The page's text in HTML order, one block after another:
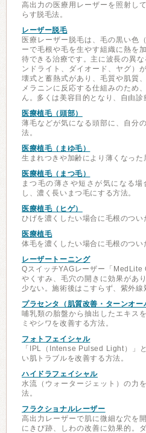
高出力の医療用レーザーを照射し
らす脱毛法。
レーザー脱毛
医療レーザー脱毛は、毛の黒い色
ーで毛根や毛を生やす組織に熱を
待できる治療です。主に波長の異
ンドライト、ダイオード、ヤグ）
壊式と蓄熱式があり、毛質や肌質
メラニンに反応する仕組みのため
ん。多くは美容目的となり、自由診
医療植毛（頭部）
薄毛などが気になる頭部に、自分
法。
医療植毛（まゆ毛）
生まれつきや加齢により薄くなった
医療植毛（まつ毛）
まつ毛の薄さや短さが気になる
し、濃く長いまつ毛にする方法。
医療植毛（ヒゲ）
ひげを濃くしたい場合に毛根のつい
医療植毛
体毛を濃くしたい場合に毛根のつい
レーザートーニング
QスイッチYAGレーザー「MedLite
やくすみ、毛穴の開きに効果があ
少ない。施術後はこすらず、紫外線
プラセンタ（肌質改善・ターンオー
哺乳類の胎盤から抽出したエキス
ミやシワを改善する方法。
フォトフェイシャル
「IPL（Intense Pulsed Light）」
い肌トラブルを改善する方法。
ハイドラフェイシャル
水流（ウォータージェット）の力
法。
フラクショナルレーザー
高出力レーザーで肌に微細な穴を
にきび跡、しわの改善に効果的。